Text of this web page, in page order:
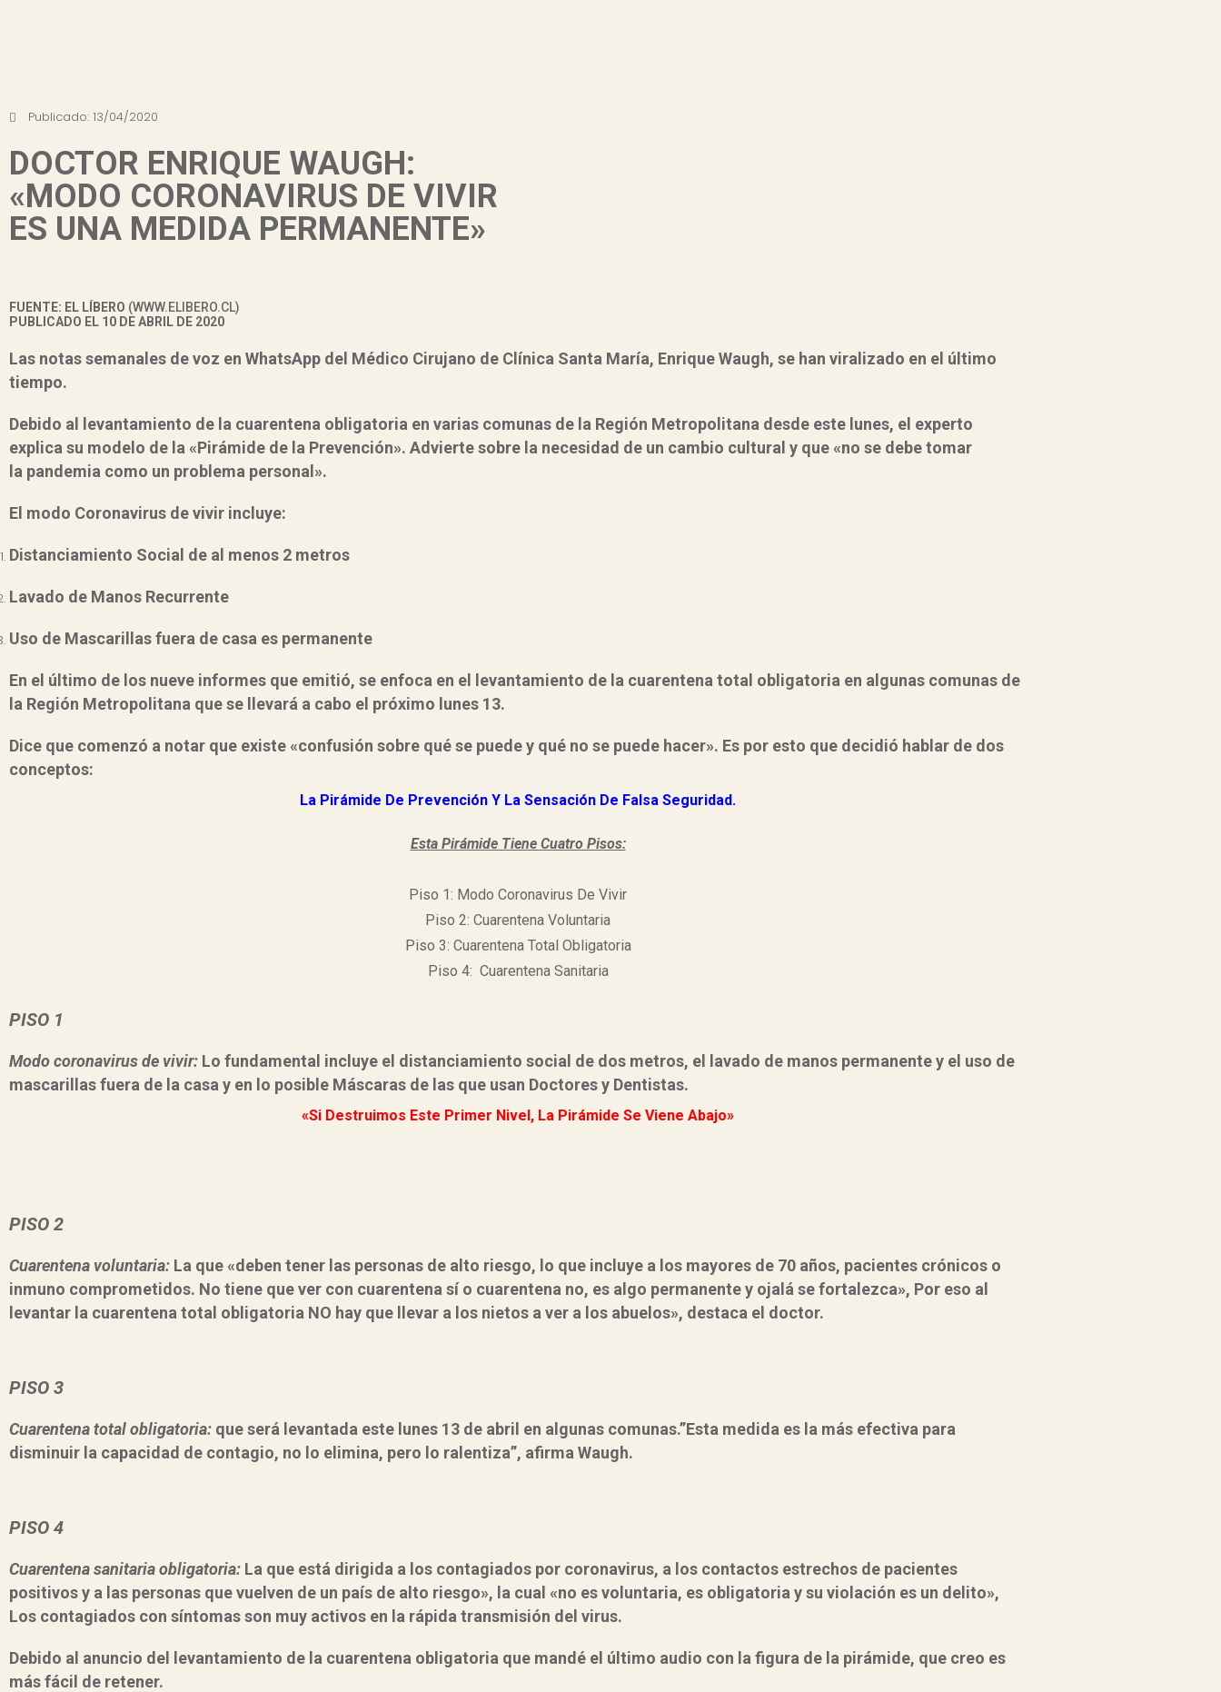
Publicado: 13/04/2020
DOCTOR ENRIQUE WAUGH:
«MODO CORONAVIRUS DE VIVIR
ES UNA MEDIDA PERMANENTE»
FUENTE: EL LÍBERO (WWW.ELIBERO.CL)
PUBLICADO EL 10 DE ABRIL DE 2020
Las notas semanales de voz en WhatsApp del Médico Cirujano de Clínica Santa María, Enrique Waugh, se han viralizado en el último
tiempo.
Debido al levantamiento de la cuarentena obligatoria en varias comunas de la Región Metropolitana desde este lunes, el experto
explica su modelo de la «Pirámide de la Prevención». Advierte sobre la necesidad de un cambio cultural y que «no se debe tomar
la pandemia como un problema personal».
El modo Coronavirus de vivir incluye:
Distanciamiento Social de al menos 2 metros
Lavado de Manos Recurrente
Uso de Mascarillas fuera de casa es permanente
En el último de los nueve informes que emitió, se enfoca en el levantamiento de la cuarentena total obligatoria en algunas comunas de
la Región Metropolitana que se llevará a cabo el próximo lunes 13.
Dice que comenzó a notar que existe«confusión sobre qué se puede y qué no se puede hacer». Es por esto que decidió hablar de dos
conceptos:
La Pirámide De Prevención Y La Sensación De Falsa Seguridad.
Esta Pirámide Tiene Cuatro Pisos:
Piso 1: Modo Coronavirus De Vivir
Piso 2: Cuarentena Voluntaria
Piso 3: Cuarentena Total Obligatoria
Piso 4: Cuarentena Sanitaria
PISO 1
Modo coronavirus de vivir: Lo fundamental incluye el distanciamiento social de dos metros, el lavado de manos permanente y el uso de
mascarillas fuera de la casa y en lo posible Máscaras de las que usan Doctores y Dentistas.
«Si Destruimos Este Primer Nivel, La Pirámide Se Viene Abajo»
PISO 2
Cuarentena voluntaria: La que «deben tener las personas de alto riesgo, lo que incluye a los mayores de 70 años, pacientes crónicos o
inmuno comprometidos. No tiene que ver con cuarentena sí o cuarentena no, es algo permanente y ojalá se fortalezca», Por eso al
levantar la cuarentena total obligatoria NO hay que llevar a los nietos a ver a los abuelos», destaca el doctor.
PISO 3
Cuarentena total obligatoria: que será levantada este lunes 13 de abril en algunas comunas.”Esta medida es la más efectiva para
disminuir la capacidad de contagio, no lo elimina, pero lo ralentiza”, afirma Waugh.
PISO 4
Cuarentena sanitaria obligatoria: La que está dirigida a los contagiados por coronavirus, a los contactos estrechos de pacientes
positivos y a las personas que vuelven de un país de alto riesgo», la cual «no es voluntaria, es obligatoria y su violación es un delito»,
Los contagiados con síntomas son muy activos en la rápida transmisión del virus.
Debido al anuncio del levantamiento de la cuarentena obligatoria que mandé el último audio con la figura de la pirámide, que creo es
más fácil de retener.